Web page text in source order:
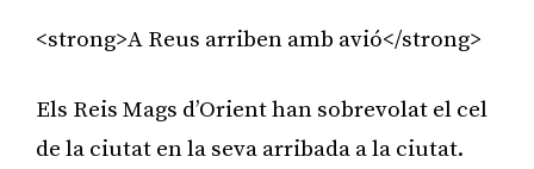
<strong>A Reus arriben amb avió</strong>
Els Reis Mags d’Orient han sobrevolat el cel
de la ciutat en la seva arribada a la ciutat.